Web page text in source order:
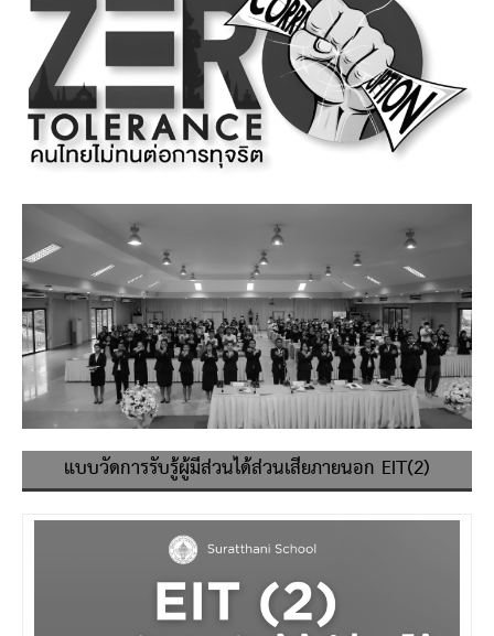
แบบวัดการรับรู้ผู้มีส่วนได้ส่วนเสียภายนอก EIT(2)